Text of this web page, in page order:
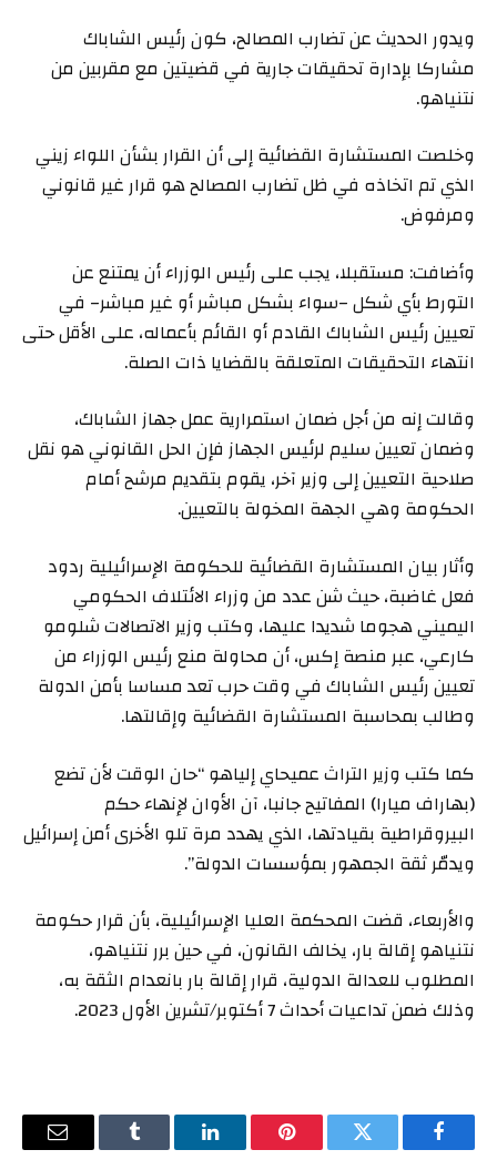
ويدور الحديث عن تضارب المصالح، كون رئيس الشاباك
مشاركا بإدارة تحقيقات جارية في قضيتين مع مقربين من
نتنياهو.
وخلصت المستشارة القضائية إلى أن القرار بشأن اللواء زيني
الذي تم اتخاذه في ظل تضارب المصالح هو قرار غير قانوني
ومرفوض.
وأضافت: مستقبلا، يجب على رئيس الوزراء أن يمتنع عن
التورط بأي شكل –سواء بشكل مباشر أو غير مباشر– في
تعيين رئيس الشاباك القادم أو القائم بأعماله، على الأقل حتى
انتهاء التحقيقات المتعلقة بالقضايا ذات الصلة.
وقالت إنه من أجل ضمان استمرارية عمل جهاز الشاباك،
وضمان تعيين سليم لرئيس الجهاز فإن الحل القانوني هو نقل
صلاحية التعيين إلى وزير آخر، يقوم بتقديم مرشح أمام
الحكومة وهي الجهة المخولة بالتعيين.
وأثار بيان المستشارة القضائية للحكومة الإسرائيلية ردود
فعل غاضبة، حيث شن عدد من وزراء الائتلاف الحكومي
اليميني هجوما شديدا عليها، وكتب وزير الاتصالات شلومو
كارعي، عبر منصة إكس، أن محاولة منع رئيس الوزراء من
تعيين رئيس الشاباك في وقت حرب تعد مساسا بأمن الدولة
وطالب بمحاسبة المستشارة القضائية وإقالتها.
كما كتب وزير التراث عميحاي إلياهو “حان الوقت لأن تضع
(بهاراف ميارا) المفاتيح جانبا، آن الأوان لإنهاء حكم
البيروقراطية بقيادتها، الذي يهدد مرة تلو الأخرى أمن إسرائيل
ويدمّر ثقة الجمهور بمؤسسات الدولة”.
والأربعاء، قضت المحكمة العليا الإسرائيلية، بأن قرار حكومة
نتنياهو إقالة بار، يخالف القانون، في حين برر نتنياهو،
المطلوب للعدالة الدولية، قرار إقالة بار بانعدام الثقة به،
وذلك ضمن تداعيات أحداث 7 أكتوبر/تشرين الأول 2023.
فيسبوك تويتر بينتيريستلينكدإن Tumblr
البريد